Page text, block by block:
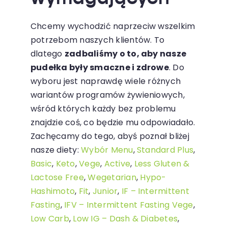
Chcemy wychodzić naprzeciw wszelkim
potrzebom naszych klientów. To
dlatego zadbaliśmy o to, aby nasze
pudełka były smaczne i zdrowe. Do
wyboru jest naprawdę wiele różnych
wariantów programów żywieniowych,
wśród których każdy bez problemu
znajdzie coś, co będzie mu odpowiadało.
Zachęcamy do tego, abyś poznał bliżej
nasze diety:Wybór Menu,Standard Plus,
Basic, Keto,Vege, Active, Less Gluten &
Lactose Free,Wegetarian, Hypo-
Hashimoto, Fit, Junior, IF – Intermittent
Fasting, IFV – Intermittent Fasting Vege,
Low Carb, Low IG – Dash & Diabetes,